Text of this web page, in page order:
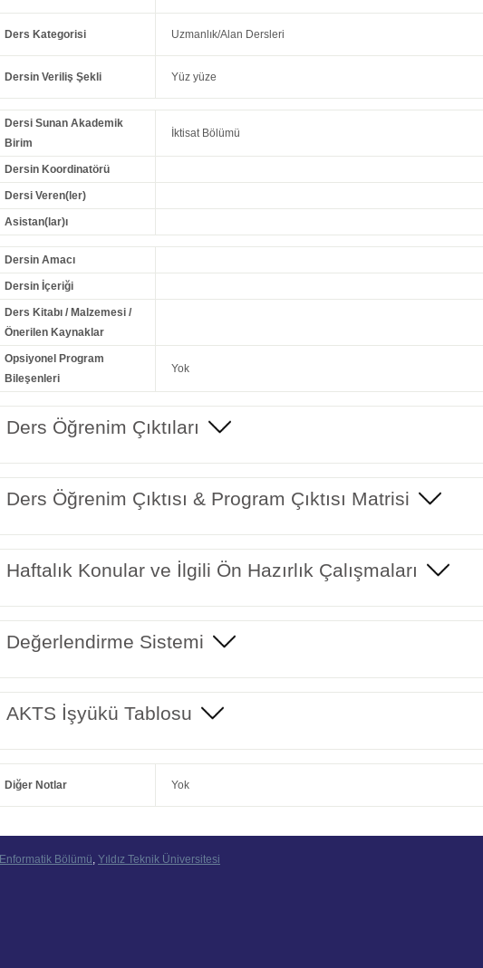
Ders Kategorisi Uzmanlık/Alan Dersleri
Dersin Veriliş Şekli Yüz yüze
Dersi Sunan Akademik
Birim
İktisat Bölümü
Dersin Koordinatörü
Dersi Veren(ler)
Asistan(lar)ı
Dersin Amacı
Dersin İçeriği
Ders Kitabı / Malzemesi /
Önerilen Kaynaklar
Opsiyonel Program
Bileşenleri
Yok
Ders Öğrenim Çıktıları
Ders Öğrenim Çıktısı & Program Çıktısı Matrisi
Haftalık Konular ve İlgili Ön Hazırlık Çalışmaları
Değerlendirme Sistemi
AKTS İşyükü Tablosu
Diğer Notlar Yok
Enformatik Bölümü, Yıldız Teknik Üniversitesi